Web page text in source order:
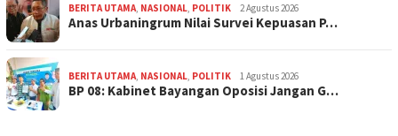
BERITA UTAMA NASIONAL POLITIK 2 Agustus 2026
Anas Urbaningrum Nilai Survei Kepuasan P…
BERITA UTAMA NASIONAL POLITIK 1 Agustus 2026
BP 08: Kabinet Bayangan Oposisi Jangan G…